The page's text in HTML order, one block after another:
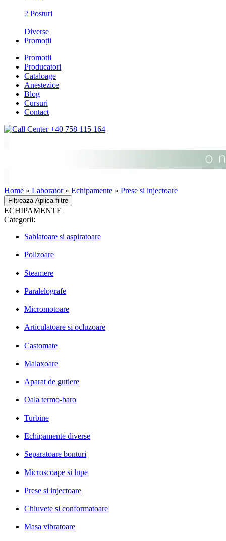
2 Posturi
Diverse
Promoții
Promotii
Producatori
Cataloage
Anestezice
Blog
Cursuri
Contact
+40 758 115 164
Home » Laborator» Echipamente » Prese si injectoare
Filtreaza Aplica filtre
ECHIPAMENTE
Categorii:
Sablatoare si aspiratoare
Polizoare
Steamere
Paralelografe
Micromotoare
Articulatoare si ocluzoare
Castomate
Malaxoare
Aparat de gutiere
Oala termo-baro
Turbine
Echipamente diverse
Separatoare bonturi
Microscoape si lupe
Prese si injectoare
Chiuvete si conformatoare
Masa vibratoare